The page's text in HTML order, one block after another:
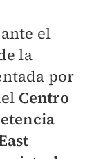
el
la
por
Centro